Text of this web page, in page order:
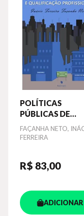
POLÍTICAS
PÚBLICAS DE
TRABALHO E
QUALIFICAÇÃO
Autor
FAÇANHA NETO,
FERREIRA
R$ 83,00
ADICIONAR